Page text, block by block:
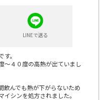
LINEで送る
。
～４０度の高熱が出ていまし
飲んでも熱が下がらないため
シンを処方されました。